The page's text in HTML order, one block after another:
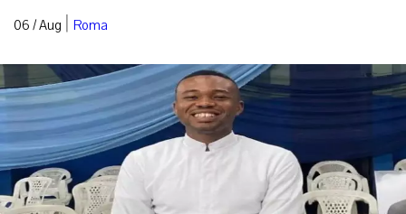
06 / Aug | Roma